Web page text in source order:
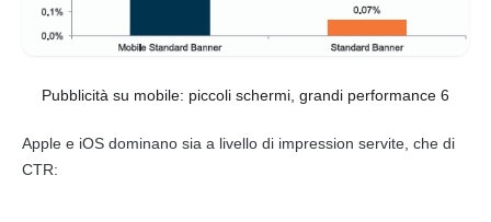
Pubblicità su mobile: piccoli schermi, grandi performance 6
Apple e iOS dominano sia a livello di impression servite, che di
CTR: